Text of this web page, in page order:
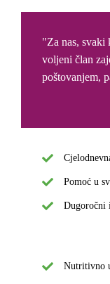
"Za nas,
voljeni član
poštovanjem,
Pomoć u
Dugoročni
Nutritivno